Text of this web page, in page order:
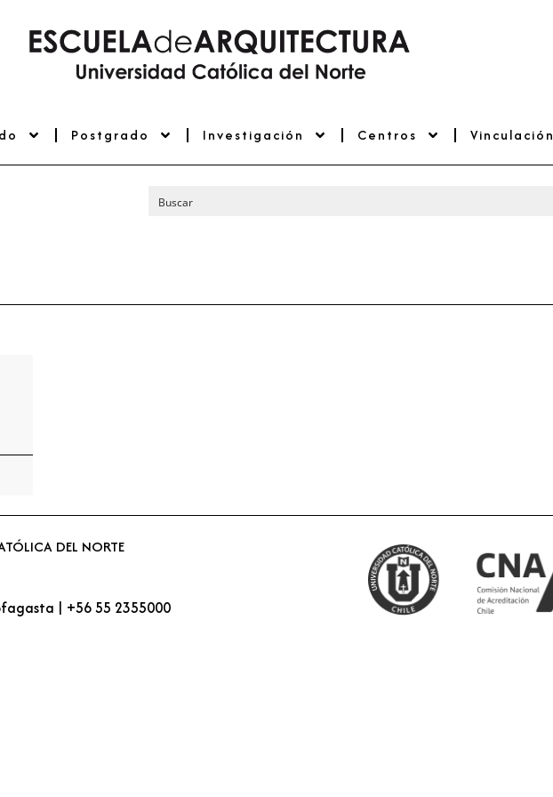
Postgrado Investigación Centros Vinculación
DEL NORTE
| +56 55 2355000